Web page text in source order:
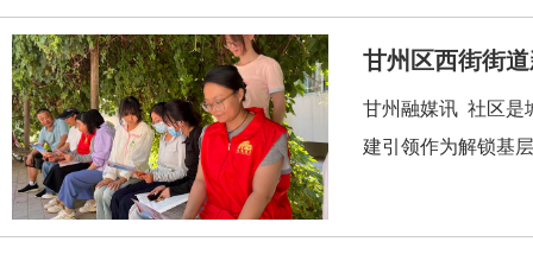
甘州区西街街
甘州融媒讯 社区是
建引领作为解锁基